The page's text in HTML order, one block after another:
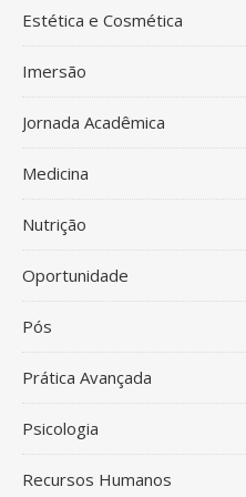
Estética e Cosmética
Imersão
Jornada Acadêmica
Medicina
Nutrição
Oportunidade
Pós
Prática Avançada
Psicologia
Recursos Humanos